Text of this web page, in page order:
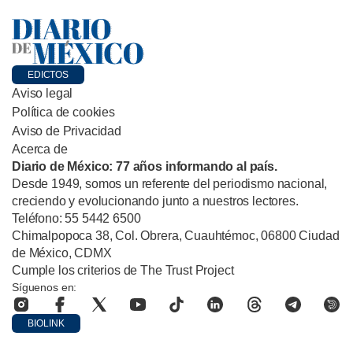
EDICTOS
Aviso legal
Política de cookies
Aviso de Privacidad
Acerca de
Diario de México: 77 años informando al país.
Desde 1949, somos un referente del periodismo nacional,
creciendo y evolucionando junto a nuestros lectores.
Teléfono: 55 5442 6500
Chimalpopoca 38, Col. Obrera, Cuauhtémoc, 06800 Ciudad
de México, CDMX
Cumple los criterios de The Trust Project
Síguenos en:
BIOLINK